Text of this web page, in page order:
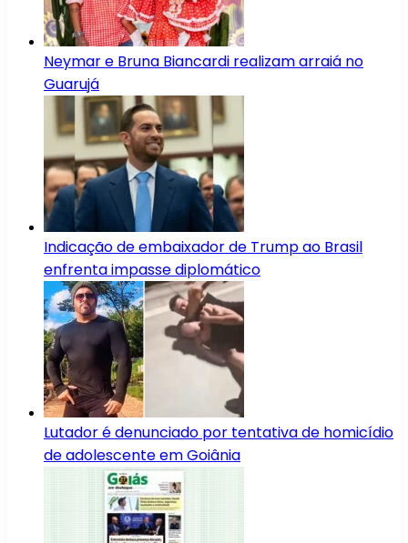
Neymar e Bruna Biancardi realizam arraiá no
Guarujá
Indicação de embaixador de Trump ao Brasil
enfrenta impasse diplomático
Lutador é denunciado por tentativa de homicídio
de adolescente em Goiânia